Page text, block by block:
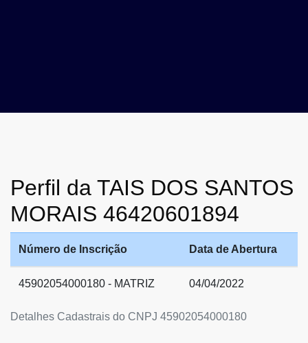
Perfil da TAIS DOS SANTOS
MORAIS 46420601894
Detalhes Cadastrais do CNPJ 45902054000180
Número de Inscrição Data de Abertura
45902054000180 - MATRIZ 04/04/2022